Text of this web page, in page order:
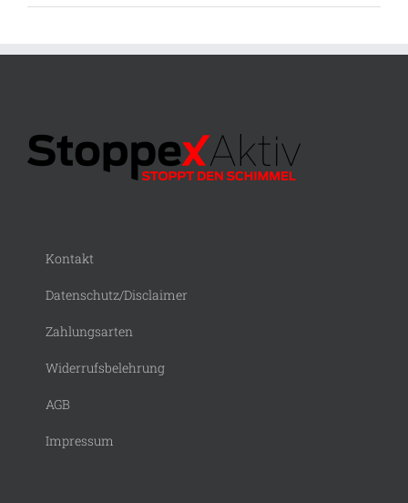
Kontakt
Datenschutz/Disclaimer
Zahlungsarten
Widerrufsbelehrung
AGB
Impressum